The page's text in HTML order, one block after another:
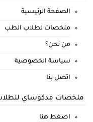
الصفحة الرئيسية
ملخصات لطلاب الطب
من نحن؟
سياسة الخصوصية
اتصل بنا
ملخصات مدكوساي
اضغط هنا